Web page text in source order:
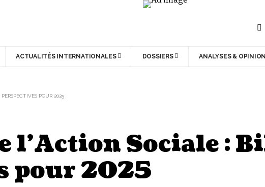
ACTUALITÉS INTERNATIONALES DOSSIERS ANALYSES &
POUR 2025
l’Action Sociale :
pour 2025